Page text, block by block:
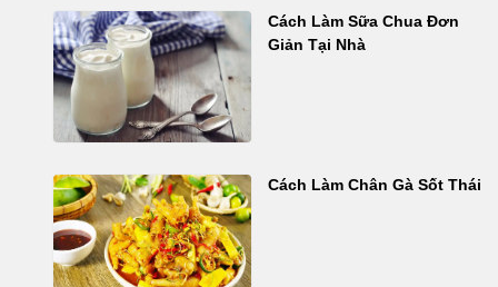
Cách Làm Sữa Chua Đơn
Giản Tại Nhà
Cách Làm Chân Gà Sốt Thái